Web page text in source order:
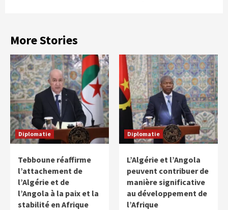
More Stories
Diplomatie
Tebboune réaffirme
l’attachement de
l’Algérie et de
l’Angola à la paix et la
stabilité en Afrique
Diplomatie
L’Algérie et l’Angola
peuvent contribuer de
manière significative
au développement de
l’Afrique